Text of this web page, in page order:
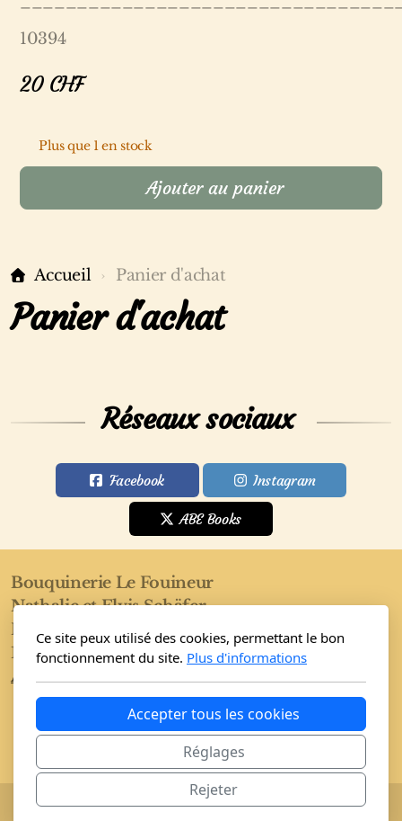
10394
20CHF
Plus que 1 en stock
Ajouter au panier
Accueil Panier d'achat
Panier d'achat
Réseaux sociaux
Facebook Instagram
ABE Books
Bouquinerie Le Fouineur
Nathalie et Elvis Schäfer
Rue de l'Eglise 40
1955 Saint-Pierre-de-Clages
Accueil
Copyright, tous droits réservés
Ce site peux utilisé des cookies, permettant le bon
fonctionnement du site. Plus d'informations
Accepter tous les cookies
Réglages
Rejeter